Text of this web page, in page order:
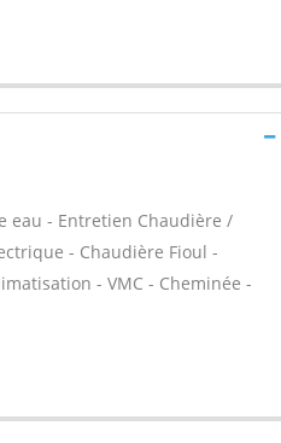
eau - Entretien Chaudière /
- Chaudière Fioul -
- VMC - Cheminée -